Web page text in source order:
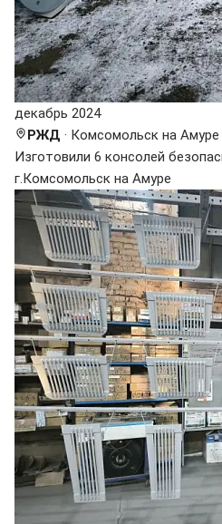
декабрь 2024
РЖД · Комсомольск на Амуре
Изготовили 6 консолей
г.Комсомольск на Амуре